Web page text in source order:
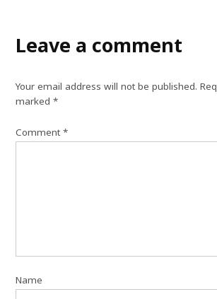
Leave a comment
Your email address will not be published.
marked*
Comment*
Name